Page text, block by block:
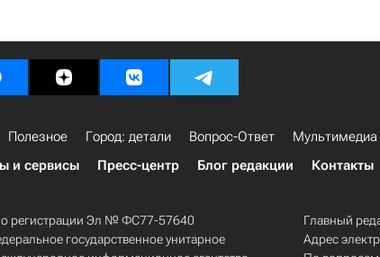
Полезное Город: детали Вопрос-Ответ Мультимедиа
и сервисы Пресс-центр Блог редакции Контакты
о регистрации Эл № ФС77-57640
государственное унитарное
Главный
Адрес